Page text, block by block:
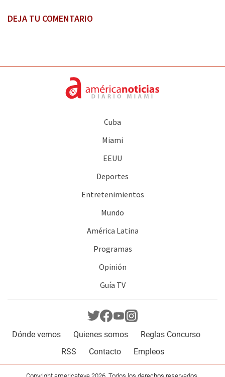
DEJA TU COMENTARIO
Cuba
Miami
EEUU
Deportes
Entretenimientos
Mundo
América Latina
Programas
Opinión
Guía TV
Dónde vernos Quienes somos
Reglas Concurso
RSS
Contacto Empleos